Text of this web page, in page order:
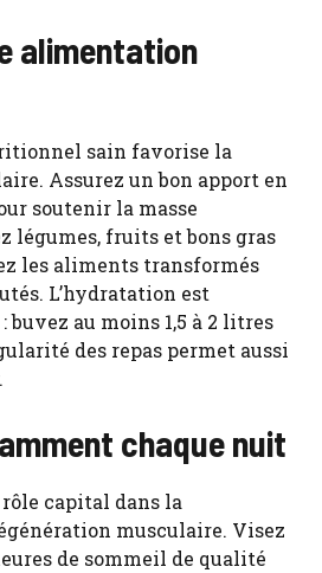
alimentation
sain favorise la
Assurez un bon apport en
soutenir la masse
légumes, fruits et bons gras
les aliments transformés
L’hydratation est
au moins 1,5 à 2 litres
des repas permet aussi
chaque nuit
capital dans la
musculaire. Visez
de sommeil de qualité